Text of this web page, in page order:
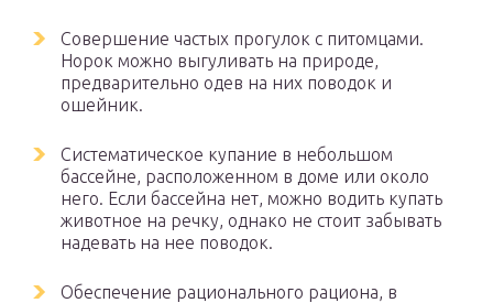
Совершение частых прогулок с питомцами.
Норок можно выгуливать на природе,
предварительно одев на них поводок и
ошейник.
Систематическое купание в небольшом
бассейне, расположенном в доме или около
него. Если бассейна нет, можно водить купать
животное на речку, однако не стоит забывать
надевать на нее поводок.
Обеспечение рационального рациона, в